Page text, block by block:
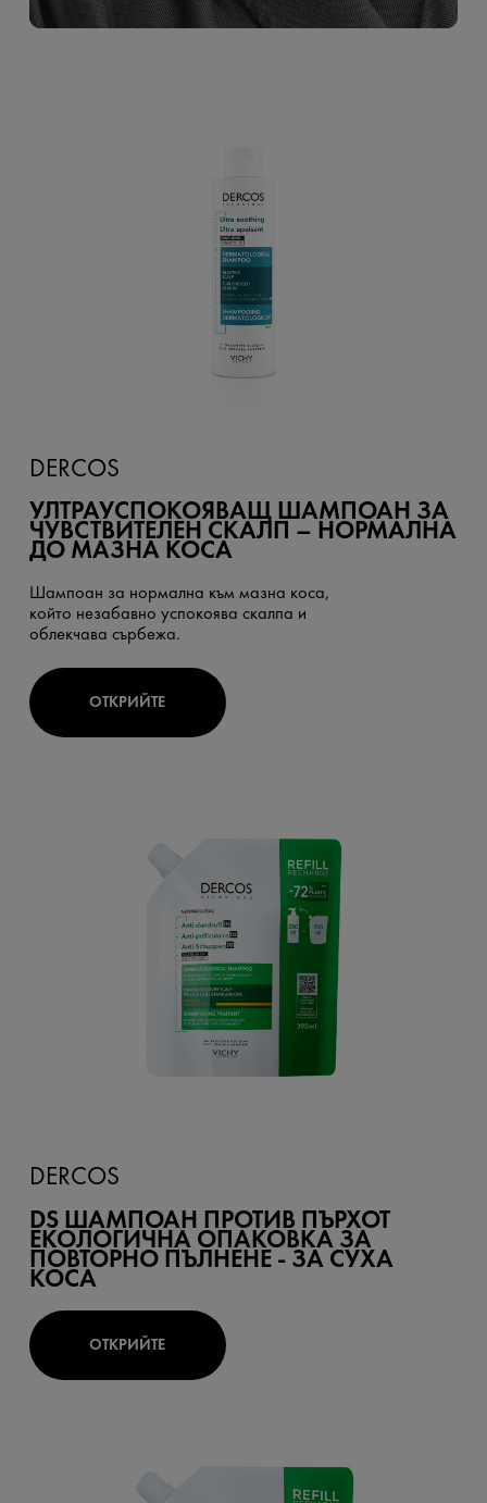
DERCOS
УЛТРАУСПОКОЯВАЩ ШАМПОАН ЗА
ЧУВСТВИТЕЛЕН СКАЛП – НОРМАЛНА
ДО МАЗНА КОСА
Шампоан за нормална към мазна коса,
който незабавно успокоява скалпа и
облекчава сърбежа.
ОТКРИЙТЕ
DERCOS
DS ШАМПОАН ПРОТИВ ПЪРХОТ
ЕКОЛОГИЧНА ОПАКОВКА ЗА
ПОВТОРНО ПЪЛНЕНЕ - ЗА СУХА
КОСА
ОТКРИЙТЕ